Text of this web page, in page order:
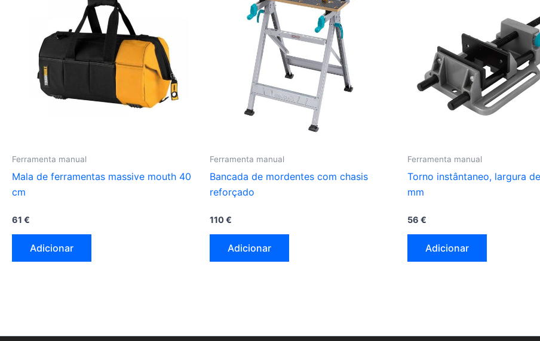
Ferramenta manual
Mala de ferramentas massive mouth 40
cm
61 €
Adicionar
Ferramenta manual
Bancada de mordentes com chasis
reforçado
110€
Adicionar
Ferramenta manual
Torno instântaneo, largura
mm
56 €
Adicionar